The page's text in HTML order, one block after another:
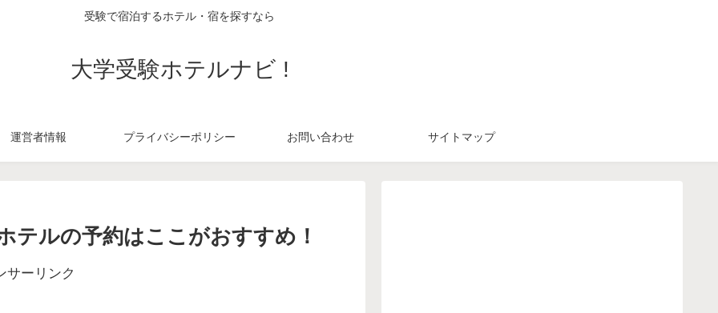
受験で宿泊するホテル・宿を探すなら
大学受験ホテルナビ !
運営者情報 プライバシーポリシー お問い合わせ サイトマップ
テルの予約はここがおすすめ！
サーリンク